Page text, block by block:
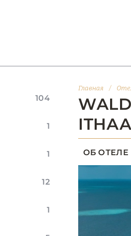
104
1
1
12
1
Главная /
ОБ ОТЕЛЕ